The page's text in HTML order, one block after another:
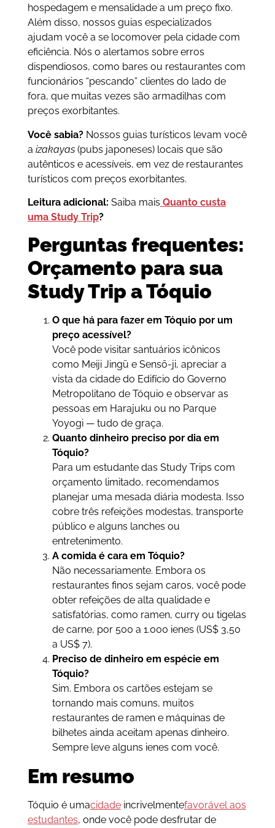
hospedagem e mensalidade a um preço fixo.
Além disso, nossos guias especializados
ajudam você a se locomover pela cidade com
eficiência. Nós o alertamos sobre erros
dispendiosos, como bares ou restaurantes com
funcionários “pescando” clientes do lado de
fora, que muitas vezes são armadilhas com
preços exorbitantes.
Você sabia? Nossos guias turísticos levam você
a izakayas (pubs japoneses) locais que são
autênticos e acessíveis, em vez de restaurantes
turísticos com preços exorbitantes.
Leitura adicional: Saiba mais Quanto custa
uma Study Trip?
Perguntas frequentes:
Orçamento para sua
Study Trip a Tóquio
O que há para fazer em Tóquio por um
preço acessível?
Você pode visitar santuários icônicos
como Meiji Jingū e Sensō-ji, apreciar a
vista da cidade do Edifício do Governo
Metropolitano de Tóquio e observar as
pessoas em Harajuku ou no Parque
Yoyogi — tudo de graça.
Quanto dinheiro preciso por dia em
Tóquio?
Para um estudante das Study Trips com
orçamento limitado, recomendamos
planejar uma mesada diária modesta. Isso
cobre três refeições modestas, transporte
público e alguns lanches ou
entretenimento.
A comida é cara em Tóquio?
Não necessariamente. Embora os
restaurantes finos sejam caros, você pode
obter refeições de alta qualidade e
satisfatórias, como ramen, curry ou tigelas
de carne, por 500 a 1.000 ienes (US$ 3,50
a US$ 7).
Preciso de dinheiro em espécie em
Tóquio?
Sim. Embora os cartões estejam se
tornando mais comuns, muitos
restaurantes de ramen e máquinas de
bilhetes ainda aceitam apenas dinheiro.
Sempre leve alguns ienes com você.
Em resumo
Tóquio é umacidadeincrivelmentefavorável aos
estudantes, onde você pode desfrutar de